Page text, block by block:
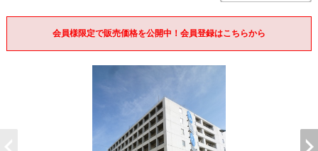
会員様限定で販売価格を公開中！会員登録はこちらから